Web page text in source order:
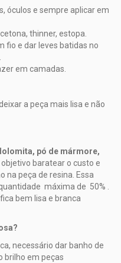
óculos e sempre aplicar em
thinner, estopa.
fio e dar leves batidas no
em camadas.
a peça mais lisa e não
pó de mármore,
baratear o custo e
na peça de resina. Essa
máxima de 50% .
bem lisa e branca
necessário dar banho de
brilho em peças